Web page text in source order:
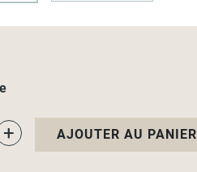
+ AJOUTER AU PANIER